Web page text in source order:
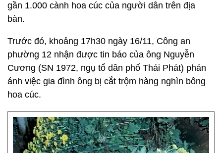
gần 1.000 cành hoa cúc của người dân trên địa
bàn.
Trước đó, khoảng 17h30 ngày 16/11, Công an
phường 12 nhận được tin báo của ông Nguyễn
Cương (SN 1972, ngụ tổ dân phố Thái Phát) phản
ánh việc gia đình ông bị cắt trộm hàng nghìn bông
hoa cúc.